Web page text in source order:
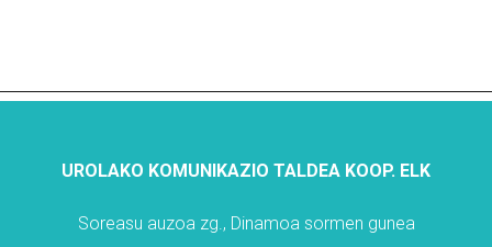
UROLAKO KOMUNIKAZIO TALDEA KOOP. ELK
Soreasu auzoa zg., Dinamoa sormen gunea